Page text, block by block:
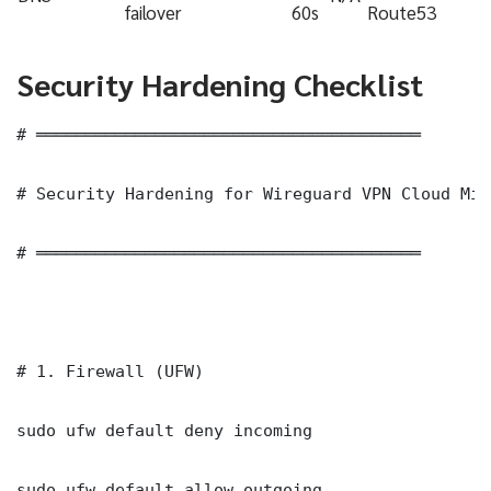
failover 60s Route53
Security Hardening Checklist
# ═══════════════════════════════════════
# Security Hardening for Wireguard VPN Cloud
# ═══════════════════════════════════════
# 1. Firewall (UFW)
sudo ufw default deny incoming